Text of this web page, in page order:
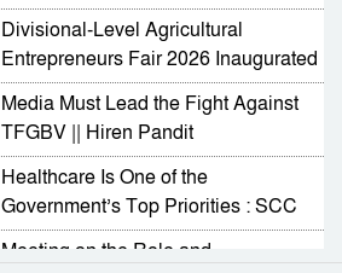
Divisional-Level Agricultural
Entrepreneurs Fair 2026 Inaugurated
in Sylhet
Media Must Lead the Fight Against
TFGBV || Hiren Pandit
Healthcare Is One of the
Government’s Top Priorities : SCC
Administrator
Meeting on the Role and